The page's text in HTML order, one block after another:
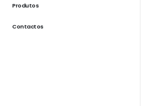
Produtos
Contactos